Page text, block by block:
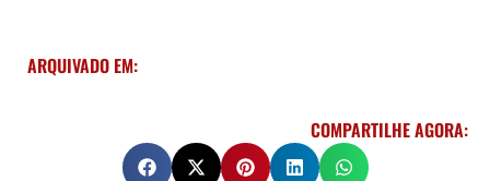
ARQUIVADO EM:
COMPARTILHE AGORA: